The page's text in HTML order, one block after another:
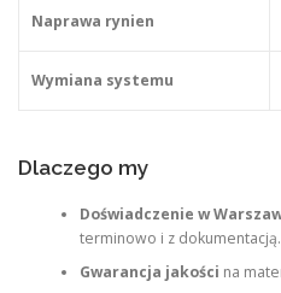
Naprawa rynien
Wymiana systemu
Dlaczego my
Doświadczenie w
terminowo i z dokumentacją.
Gwarancja jakości na